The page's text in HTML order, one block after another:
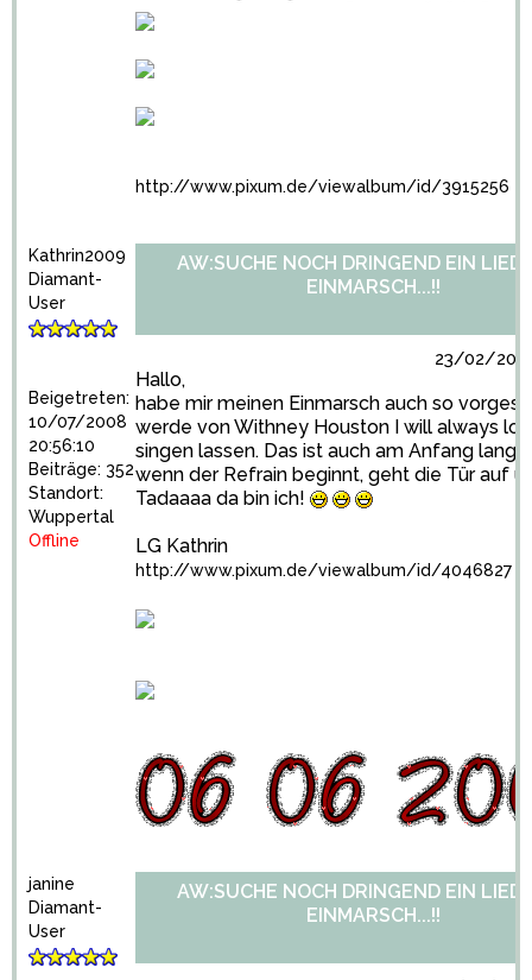
http://www.pixum.de/viewalbum/id/3915256
Kathrin2009
Diamant-
User
Beigetreten:
10/07/2008
20:56:10
Beiträge: 352
Standort:
Wuppertal
Offline
AW:SUCHE NOCH DRINGEND EIN LIED
EINMARSCH...!!
23/02/
Hallo,
habe mir meinen Einmarsch auch so
werde von Withney Houston I will always
singen lassen. Das ist auch am Anfang
wenn der Refrain beginnt, geht die Tür auf
Tadaaaa da bin ich!
LG Kathrin
http://www.pixum.de/viewalbum/id/4046827
janine
Diamant-
User
AW:SUCHE NOCH DRINGEND EIN LIED
EINMARSCH...!!